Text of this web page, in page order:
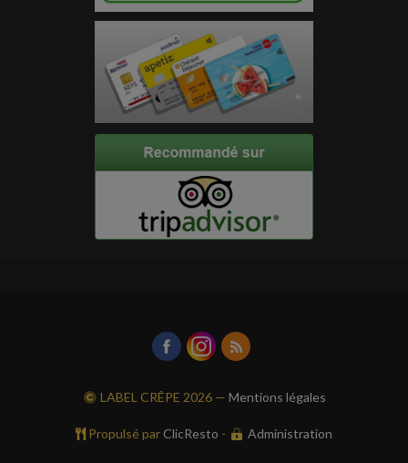
LABEL CRÊPE 2026 —Mentions légales
Propulsé par ClicResto - Administration